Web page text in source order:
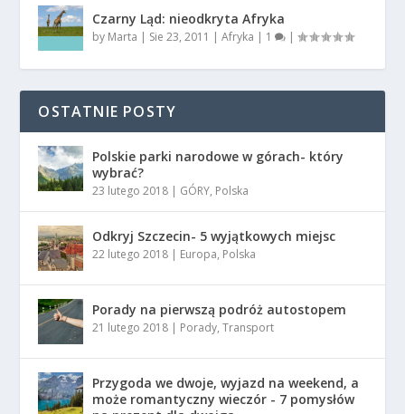
Czarny Ląd: nieodkryta Afryka
by Marta Sie 23, 2011 |Afryka 1 |
OSTATNIE POSTY
Polskie parki narodowe w górach- który
wybrać?
23 lutego 2018 GÓRY, Polska
Odkryj Szczecin- 5 wyjątkowych miejsc
22 lutego 2018 Europa, Polska
Porady na pierwszą podróż autostopem
21 lutego 2018 Porady,Transport
Przygoda we dwoje, wyjazd na weekend, a
może romantyczny wieczór - 7 pomysłów